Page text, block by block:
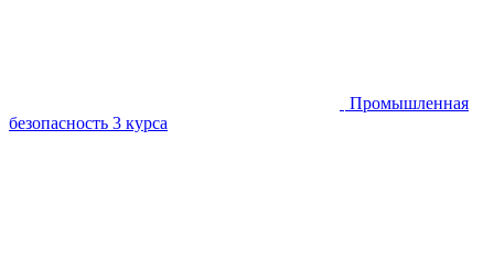
Промышленная
безопасность 3 курса